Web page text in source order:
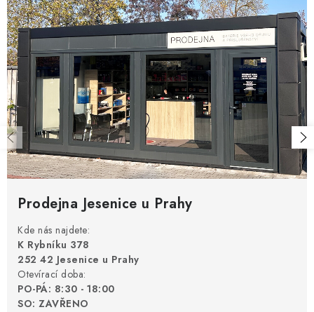
Prodejna Jesenice u Prahy
Kde nás najdete:
K Rybníku 378
252 42 Jesenice u Prahy
Otevírací doba:
PO-PÁ: 8:30 - 18:00
SO: ZAVŘENO